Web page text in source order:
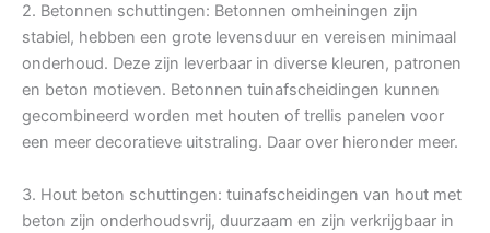
2. Betonnen schuttingen: Betonnen omheiningen zijn
stabiel, hebben een grote levensduur en vereisen minimaal
onderhoud. Deze zijn leverbaar in diverse kleuren, patronen
en beton motieven. Betonnen tuinafscheidingen kunnen
gecombineerd worden met houten of trellis panelen voor
een meer decoratieve uitstraling. Daar over hieronder meer.
3. Hout beton schuttingen: tuinafscheidingen van hout met
beton zijn onderhoudsvrij, duurzaam en zijn verkrijgbaar in